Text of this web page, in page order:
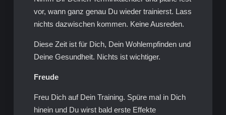
vor, wann ganz genau Du wieder trainierst. Lass
nichts dazwischen kommen. Keine Ausreden.
Diese Zeit ist für Dich, Dein Wohlempfinden und
Deine Gesundheit. Nichts ist wichtiger.
Freude
Freu Dich auf Dein Training. Spüre mal in Dich
hinein und Du wirst bald erste Effekte